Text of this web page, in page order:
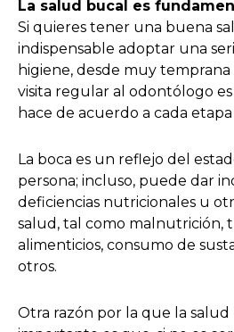
La salud bucal es
Si quieres tener una buena
indispensable adoptar una
higiene, desde muy temprana
visita regular al odontólogo
hace de acuerdo a cada etapa
La boca es un reflejo del
persona; incluso, puede dar
deficiencias nutricionales u
salud, tal como malnutrición,
alimenticios, consumo de
otros.
Otra razón por la que la salud